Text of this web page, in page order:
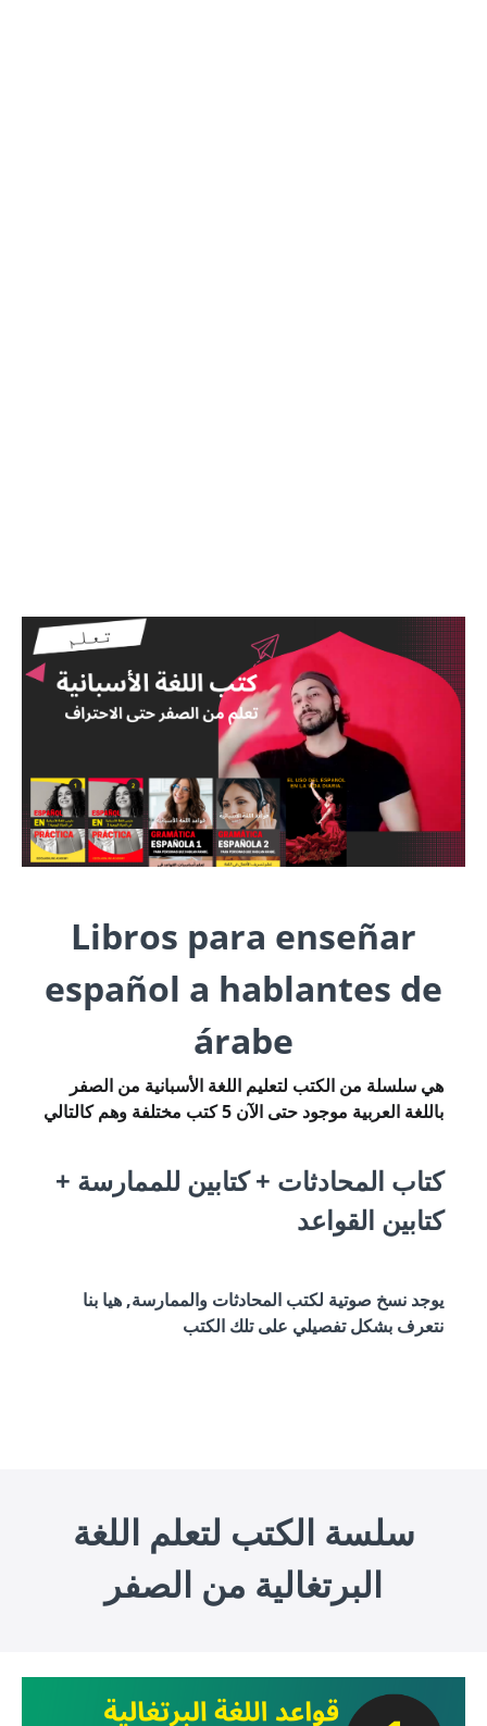
Libros para enseñar
español a hablantes de
árabe
هي سلسلة من الكتب لتعليم اللغة الأسبانية من الصفر
باللغة العربية موجود حتى الآن 5 كتب مختلفة وهم كالتالي
كتاب المحادثات + كتابين للممارسة +
كتابين القواعد
يوجد نسخ صوتية لكتب المحادثات والممارسة, هيا بنا
نتعرف بشكل تفصيلي على تلك الكتب
سلسة الكتب لتعلم اللغة
البرتغالية من الصفر